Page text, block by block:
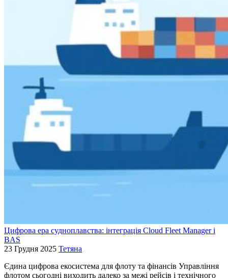
Цифрова ера судноплавства: інтеграція Cloud Fleet Manager і
BAS
23 Грудня 2025 Тетяна
Єдина цифрова екосистема для флоту та фінансів Управління
флотом сьогодні виходить далеко за межі рейсів і технічного